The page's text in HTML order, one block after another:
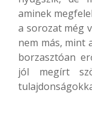
aminek
a sorozat még
nem más, mint
borzasztóan
jól megírt